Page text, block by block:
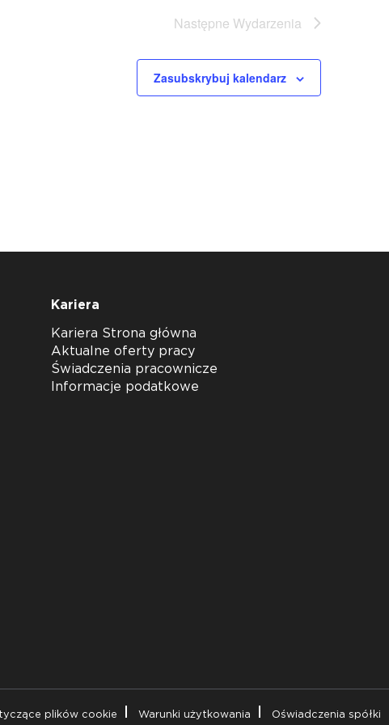
Następne Wydarzenia
Zasubskrybuj kalendarz
Kariera
Kariera Strona główna
Aktualne oferty pracy
Świadczenia pracownicze
Informacje podatkowe
plików cookie Warunki użytkowania Oświadczenia spółki